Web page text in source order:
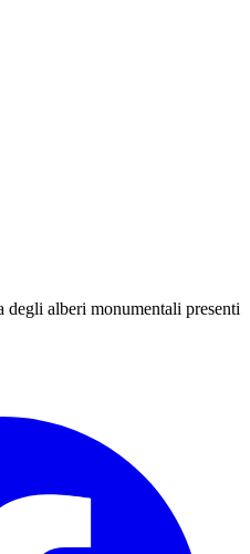
degli alberi monumentali presenti